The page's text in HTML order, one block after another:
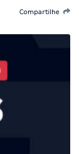
Compartilhe